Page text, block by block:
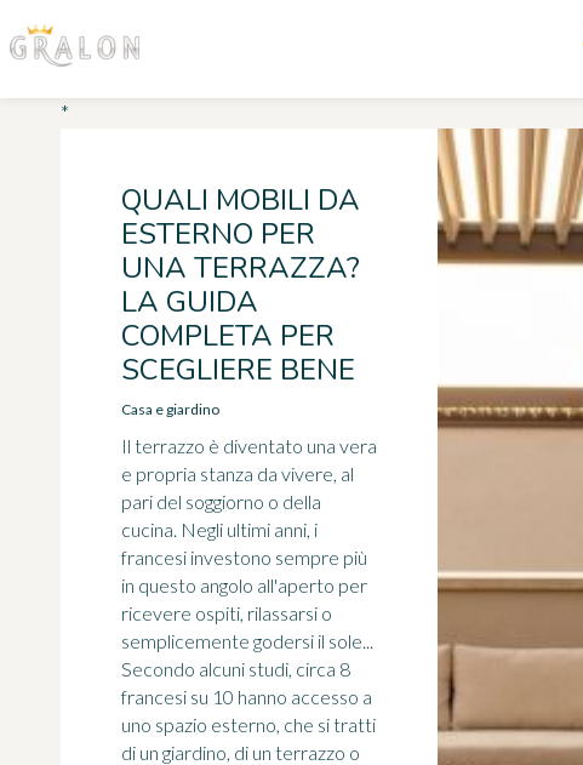
*
QUALI MOBILI DA
ESTERNO PER
UNA TERRAZZA?
LA GUIDA
COMPLETA PER
SCEGLIERE BENE
Casa e giardino
Il terrazzo è diventato una vera
e propria stanza da vivere, al
pari del soggiorno o della
cucina. Negli ultimi anni, i
francesi investono sempre più
in questo angolo all'aperto per
ricevere ospiti, rilassarsi o
semplicemente godersi il sole...
Secondo alcuni studi, circa 8
francesi su 10 hanno accesso a
uno spazio esterno, che si tratti
di un giardino, di un terrazzo o